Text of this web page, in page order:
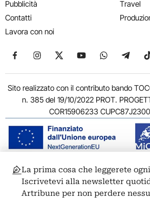
Pubblicità
Contatti
Lavora con noi
Travel
Seguici su Facebook
Seguici su Instagram
Seguici su X
Seguici suSeguici su
Sito realizzato con il contributo bando
n. 385 del 19/10/2022 PROT.
COR15906233
© 2011-2026 ARTRIBUNE srl – Corso
00186 Roma - P.I. 11381581005
Privacy: Responsabile della protezione dei
La prima cosa che leggerete
Iscrivetevi alla newsletter
Artribune per non perdere